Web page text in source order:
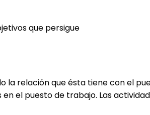
que persigue
la relación que ésta tiene con el
el puesto de trabajo. Las